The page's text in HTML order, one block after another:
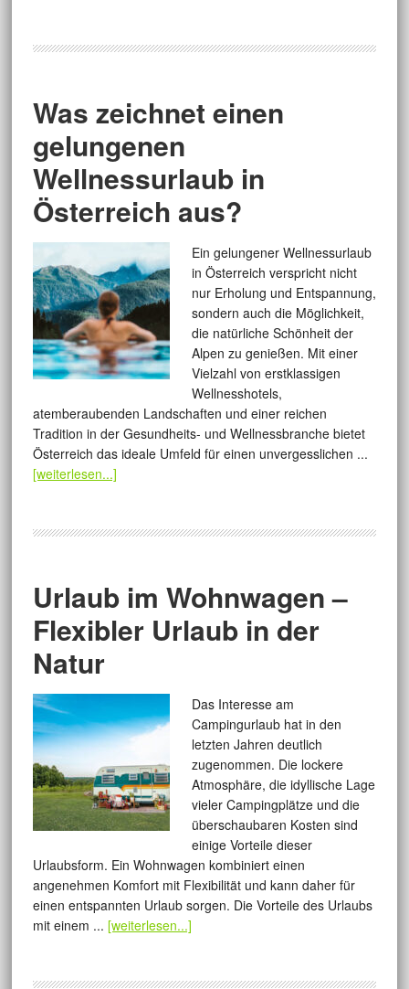
Was zeichnet einen
gelungenen
Wellnessurlaub in
Österreich aus?
Ein gelungener Wellnessurlaub
in Österreich verspricht nicht
nur Erholung und Entspannung,
sondern auch die Möglichkeit,
die natürliche Schönheit der
Alpen zu genießen. Mit einer
Vielzahl von erstklassigen
Wellnesshotels,
atemberaubenden Landschaften und einer reichen
Tradition in der Gesundheits- und Wellnessbranche bietet
Österreich das ideale Umfeld für einen unvergesslichen ...
[weiterlesen...]
Urlaub im Wohnwagen –
Flexibler Urlaub in der
Natur
Das Interesse am
Campingurlaub hat in den
letzten Jahren deutlich
zugenommen. Die lockere
Atmosphäre, die idyllische Lage
vieler Campingplätze und die
überschaubaren Kosten sind
einige Vorteile dieser
Urlaubsform. Ein Wohnwagen kombiniert einen
angenehmen Komfort mit Flexibilität und kann daher für
einen entspannten Urlaub sorgen. Die Vorteile des Urlaubs
mit einem ... [weiterlesen...]